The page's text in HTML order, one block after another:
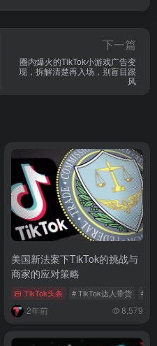
下一篇
圈内爆火的TikTok小游戏广告变
现，拆解清楚再入场，别盲目跟
风
# YouTube
美国新法案下TikTok的挑战与
商家的应对策略
TikTok头条 # TikTok达人带货 #
2年前 8,579